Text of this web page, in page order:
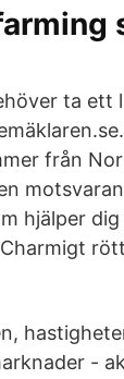
ta ett
från
hjälper
-